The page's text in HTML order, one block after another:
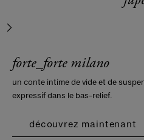
suivant
forte_forte milano
un conte intime de vide et de
expressif dans le bas–relief.
découvrez maintenant